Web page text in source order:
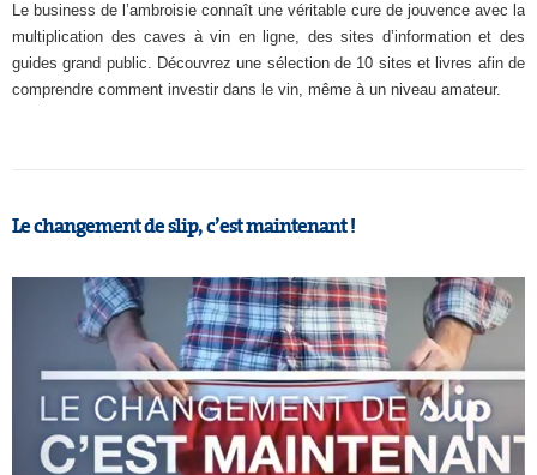
Le business de l’ambroisie connaît une véritable cure de jouvence avec la
multiplication des caves à vin en ligne, des sites d’information et des
guides grand public. Découvrez une sélection de 10 sites et livres afin de
comprendre comment investir dans le vin, même à un niveau amateur.
Le changement de slip, c’est maintenant !